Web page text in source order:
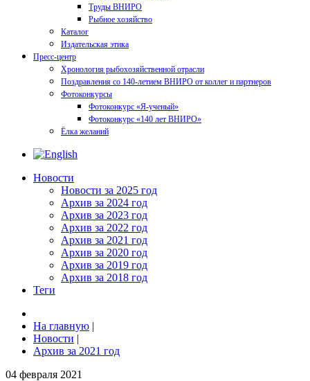
Труды ВНИРО
Рыбное хозяйство
Каталог
Издательская этика
Пресс-центр
Хронология рыбохозяйственной отрасли
Поздравления со 140-летием ВНИРО от коллег и партнеров
Фотоконкурсы
Фотоконкурс «Я-ученый»
Фотоконкурс «140 лет ВНИРО»
Ёлка желаний
Новости
Новости за 2025 год
Архив за 2024 год
Архив за 2023 год
Архив за 2022 год
Архив за 2021 год
Архив за 2020 год
Архив за 2019 год
Архив за 2018 год
Теги
На главную |
Новости |
Архив за 2021 год
04 февраля 2021